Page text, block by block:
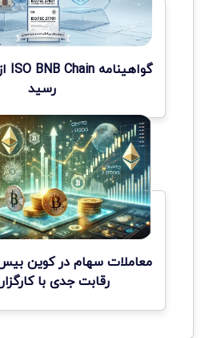
رسید
معاملات سهام در کوین
رقابت جدی با